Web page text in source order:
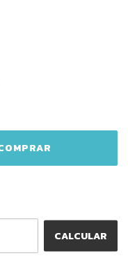
CALCULAR